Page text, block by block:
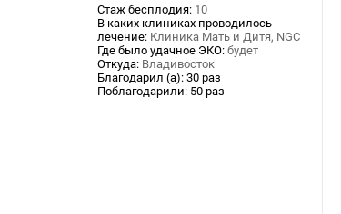
Стаж бесплодия: 10
В каких клиниках проводилось
лечение: Клиника Мать и Дитя, NGC
Где было удачное ЭКО: будет
Откуда: Владивосток
Благодарил (а): 30 раз
Поблагодарили: 50 раз